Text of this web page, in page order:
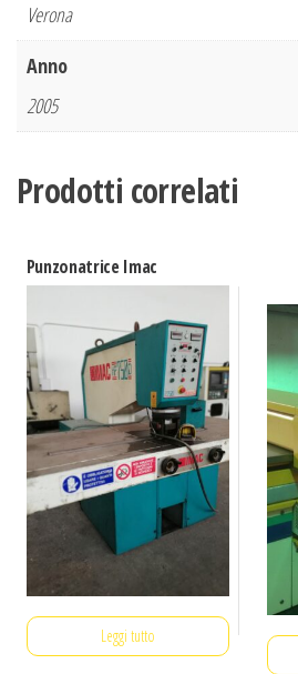
Verona
Anno
2005
Prodotti correlati
Punzonatrice Imac
Leggi tutto